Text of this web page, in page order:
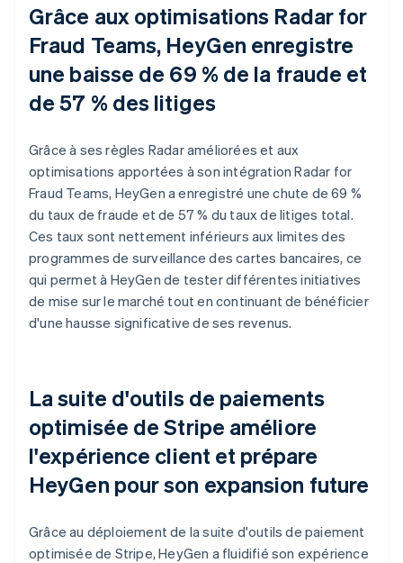
Grâce aux optimisations Radar for
Fraud Teams, HeyGen enregistre
une baisse de 69 % de la fraude et
de 57 % des litiges
Grâce à ses règles Radar améliorées et aux
optimisations apportées à son intégration Radar for
Fraud Teams, HeyGen a enregistré une chute de 69 %
du taux de fraude et de 57 % du taux de litiges total.
Ces taux sont nettement inférieurs aux limites des
programmes de surveillance des cartes bancaires, ce
qui permet à HeyGen de tester différentes initiatives
de mise sur le marché tout en continuant de bénéficier
d'une hausse significative de ses revenus.
La suite d'outils de paiements
optimisée de Stripe améliore
l'expérience client et prépare
HeyGen pour son expansion future
Grâce au déploiement de la suite d'outils de paiement
optimisée de Stripe, HeyGen a fluidifié son expérience